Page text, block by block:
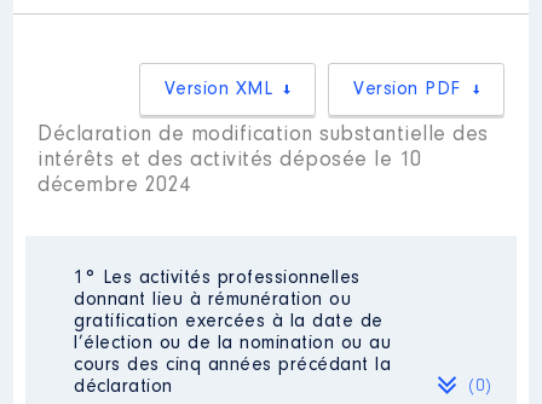
Version PDF
Version XML
Déclaration de modification substantielle des
intérêts et des activités déposée le 10
décembre 2024
1° Les activités professionnelles
donnant lieu à rémunération ou
gratification exercées à la date de
l’élection ou de la nomination ou au
cours des cinq années précédant la
déclaration
(0)